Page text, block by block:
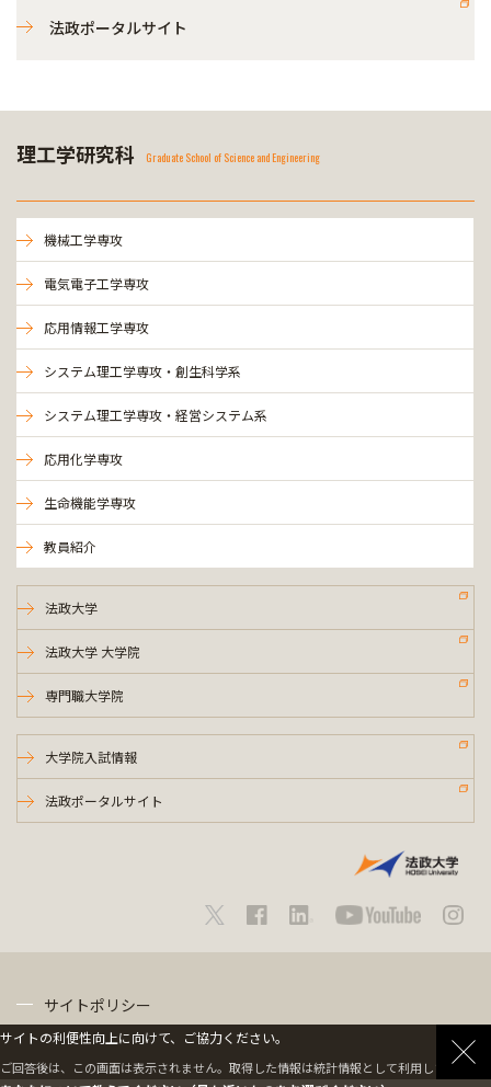
法政ポータルサイト
理工学研究科 Graduate School of Science and Engineering
機械工学専攻
電気電子工学専攻
応用情報工学専攻
システム理工学専攻・創生科学系
システム理工学専攻・経営システム系
応用化学専攻
生命機能学専攻
教員紹介
法政大学
法政大学 大学院
専門職大学院
大学院入試情報
法政ポータルサイト
サイトポリシー
サイトの利便性向上に向けて、ご協力ください。
ご回答後は、この画面は表示されません。取得した情報は統計情報として利用します。